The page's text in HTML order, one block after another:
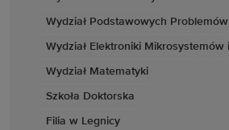
Wydział Podstawowych
Wydział Elektroniki Mikrosystemów
Wydział Matematyki
Szkoła Doktorska
Filia w Legnicy